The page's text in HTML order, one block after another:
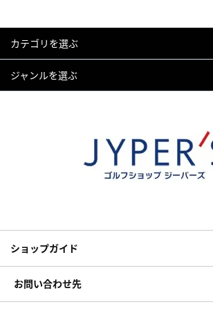
カテゴリを選ぶ
ジャンルを選ぶ
ショップガイド
お問い合わせ先